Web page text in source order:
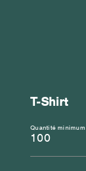
T-Shirt
Quantité minimum
100